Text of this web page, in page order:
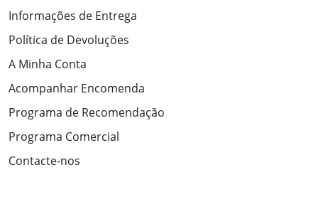
Informações de Entrega
Política de Devoluções
A Minha Conta
Acompanhar Encomenda
Programa de Recomendação
Programa Comercial
Contacte-nos